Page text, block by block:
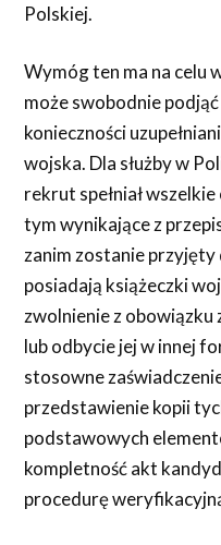
Polskiej.
Wymóg ten ma na celu
może swobodnie podjąć
konieczności
wojska. Dla służby w
rekrut spełniał
tym wynikające z
zanim zostanie
posiadają książeczki
zwolnienie z obowiązku
lub odbycie jej w innej
stosowne
przedstawienie kopii
podstawowych
kompletność akt
procedurę